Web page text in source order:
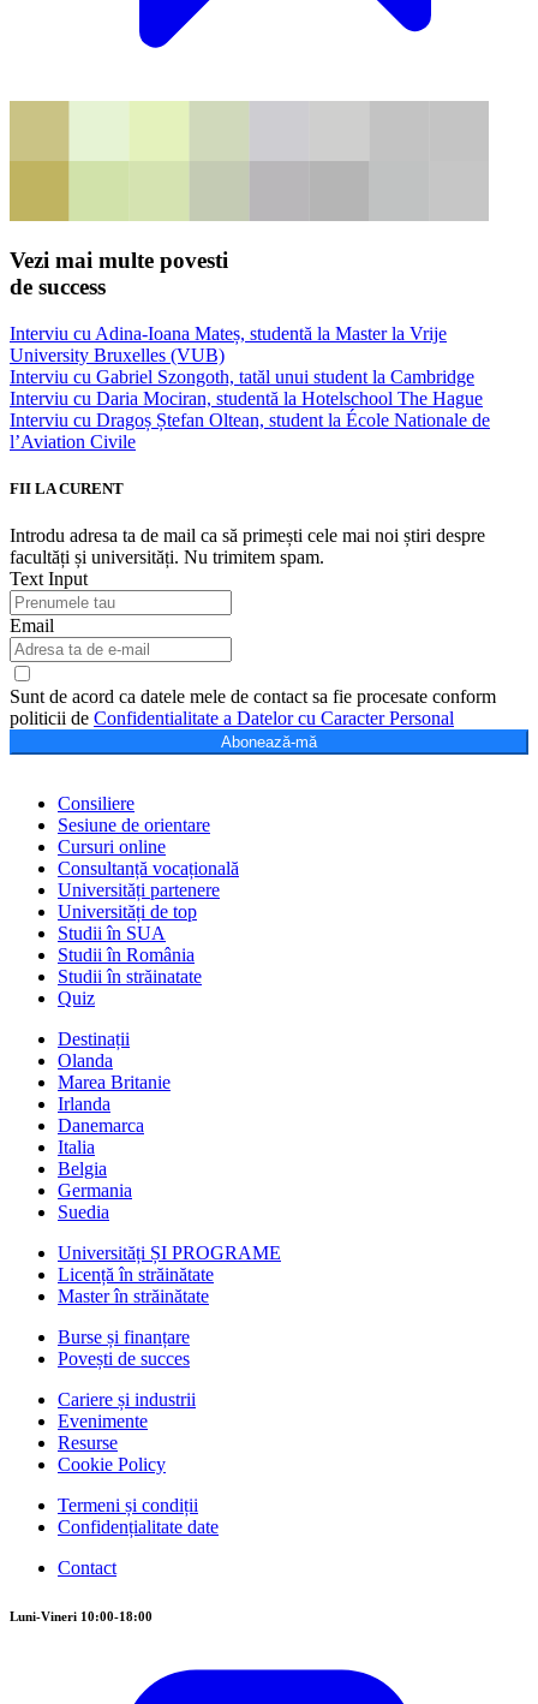
Vezi mai multe povesti
de success
Interviu cu Adina-Ioana Mateș, studentă la Master la Vrije
University Bruxelles (VUB)
Interviu cu Gabriel Szongoth, tatăl unui student la Cambridge
Interviu cu Daria Mociran, studentă la Hotelschool The Hague
Interviu cu Dragoș Ștefan Oltean, student la École Nationale de
l’Aviation Civile
FII LA CURENT
Introdu adresa ta de mail ca să primești cele mai noi știri despre
facultăți și universități. Nu trimitem spam.
Text Input
Email
Sunt de acord ca datele mele de contact sa fie procesate conform
politicii de Confidentialitate a Datelor cu Caracter Personal
Abonează-mă
Consiliere
Sesiune de orientare
Cursuri online
Consultanță vocațională
Universități partenere
Universități de top
Studii în SUA
Studii în România
Studii în străinatate
Quiz
Destinații
Olanda
Marea Britanie
Irlanda
Danemarca
Italia
Belgia
Germania
Suedia
Universități ȘI PROGRAME
Licență în străinătate
Master în străinătate
Burse și finanțare
Povești de succes
Cariere și industrii
Evenimente
Resurse
Cookie Policy
Termeni și condiții
Confidențialitate date
Contact
Luni-Vineri 10:00-18:00